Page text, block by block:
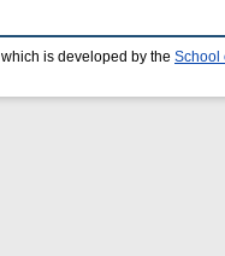
which is developed by the School